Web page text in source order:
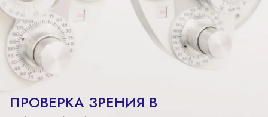
ПРОВЕРКА ЗРЕНИЯ В